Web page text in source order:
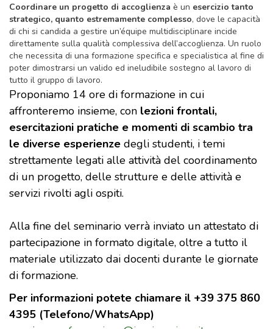
Coordinare un progetto di accoglienza è un esercizio tanto
strategico, quanto estremamente complesso, dove le capacità
di chi si candida a gestire un’équipe multidisciplinare incide
direttamente sulla qualità complessiva dell’accoglienza. Un ruolo
che necessita di una formazione specifica e specialistica al fine di
poter dimostrarsi un valido ed ineludibile sostegno al lavoro di
tutto il gruppo di lavoro.
Proponiamo 14 ore di formazione in cui
affronteremo insieme, con lezioni frontali,
esercitazioni pratiche e momenti di scambio tra
le diverse esperienze degli studenti, i temi
strettamente legati alle attività del coordinamento
di un progetto, delle strutture e delle attività e
servizi rivolti agli ospiti.
Alla fine del seminario verrà inviato un attestato di
partecipazione in formato digitale, oltre a tutto il
materiale utilizzato dai docenti durante le giornate
di formazione.
Per informazioni potete chiamare il +39 375 860
4395 (Telefono/WhatsApp)